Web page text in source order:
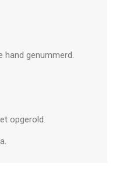
hand genummerd.
opgerold.